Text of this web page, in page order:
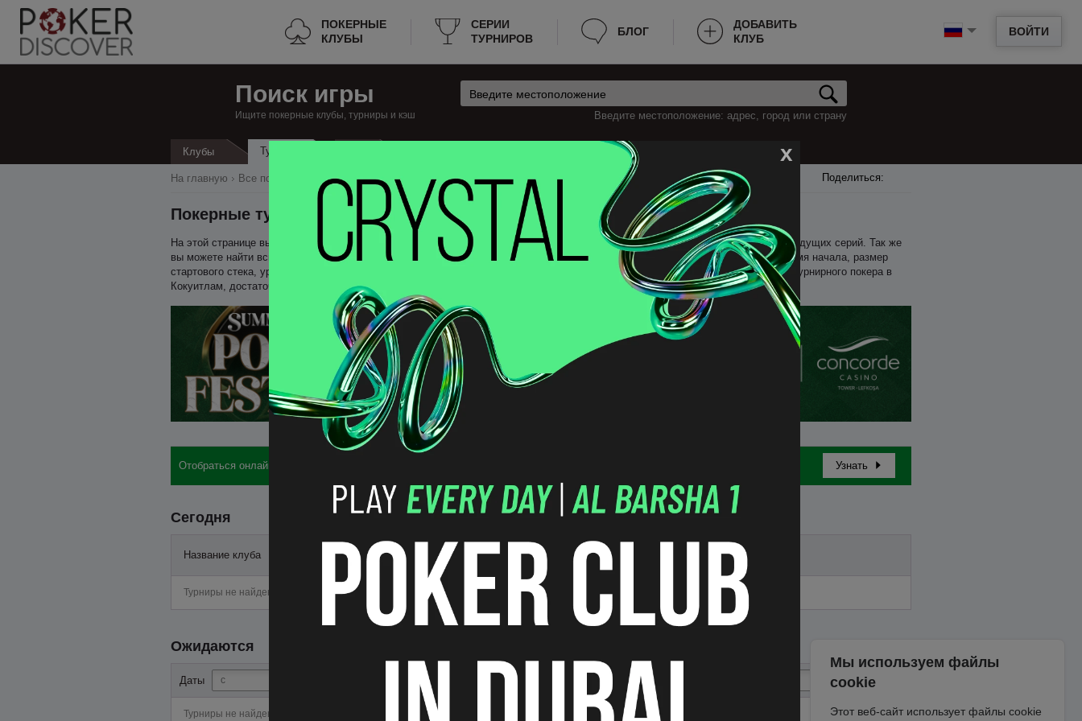
ВОЙТИ
ПОКЕРНЫЕ
КЛУБЫ
СЕРИИ
ТУРНИРОВ
БЛОГ
ДОБАВИТЬ
КЛУБ
Поиск игры
Ищите покерные клубы, турниры и кэш Введите местоположение: адрес, город или страну
Клубы Турниры x
Поделиться:
На главную Все покерные клубы Канада Кокуитлам Турниры
Покерные турниры в Кокуитлам
На этой странице вы можете найти все турниры по покеру в Кокуитлам, которые будут проходить на этой неделе, и анонсы грядущих серий. Так же
вы можете найти всю необходимую информацию о турнирах, к примеру: расписание, место проведения, стоимость входа, время начала, размер
стартового стека, уровень блайндов, период поздней регистрации и прочее. Теперь не нужно тратить много времени на поиск турнирного покера в
Кокуитлам, достаточно добавить эту страницу в закладки.
Отобраться онлайн: бай-ины, отели, логистика Узнать
Сегодня
Название клуба Старт
Поздняя
регистрация
Событие
Турниры не найдены
Ожидаются
Даты
Турниры не найдены
Мы используем файлы
cookie
Этот веб-сайт использует файлы cookie